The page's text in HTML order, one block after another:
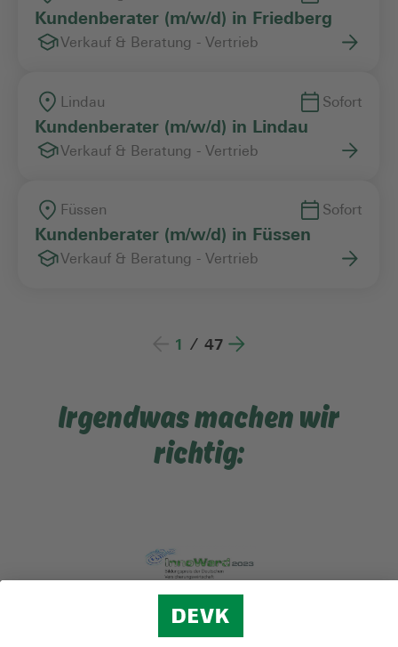
Kundenberater (m/w/d) in Friedberg
Verkauf & Beratung - Vertrieb
Lindau Sofort
Kundenberater (m/w/d) in Lindau
Verkauf & Beratung - Vertrieb
Füssen Sofort
Kundenberater (m/w/d) in Füssen
Verkauf & Beratung - Vertrieb
1 / 47
Irgendwas machen wir
richtig: